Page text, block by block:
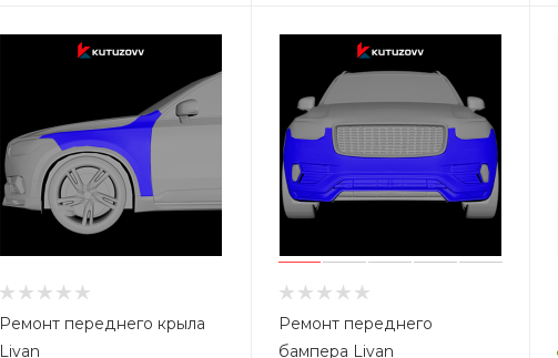
Ремонт переднего крыла
Livan
Ремонт переднего
бампера Livan